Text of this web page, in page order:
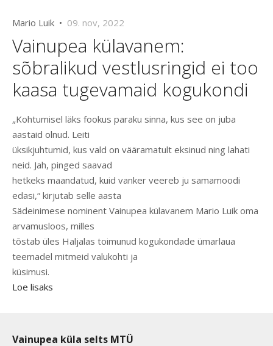
Mario Luik • 09. nov, 2022
Vainupea külavanem:
sõbralikud vestlusringid ei too
kaasa tugevamaid kogukondi
„Kohtumisel läks fookus paraku sinna, kus see on juba
aastaid olnud. Leiti
üksikjuhtumid, kus vald on vääramatult eksinud ning lahati
neid. Jah, pinged saavad
hetkeks maandatud, kuid vanker veereb ju samamoodi
edasi,“ kirjutab selle aasta
Sädeinimese nominent Vainupea külavanem Mario Luik oma
arvamusloos, milles
tõstab üles Haljalas toimunud kogukondade ümarlaua
teemadel mitmeid valukohti ja
küsimusi.
Loe lisaks
Vainupea küla selts MTÜ